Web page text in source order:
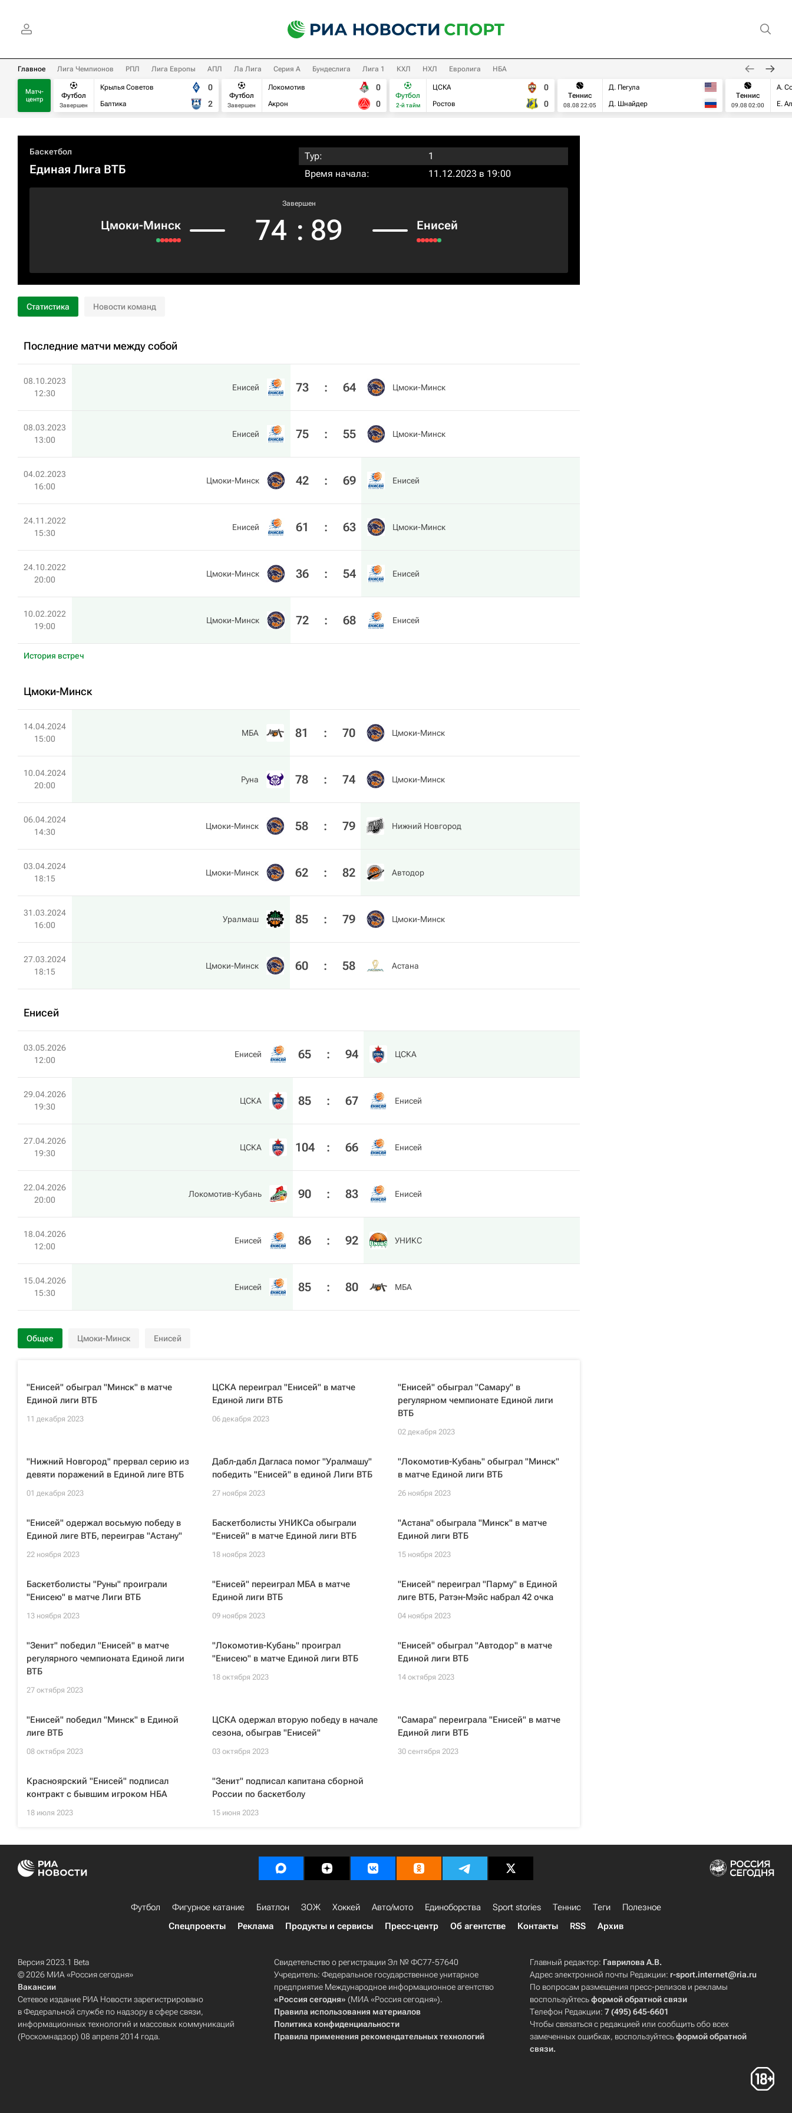
Главное Лига Чемпионов РПЛ Лига Европы АПЛ Ла Лига Серия А Бундеслига Лига 1 КХЛ НХЛ Евролига НБА
Матч-
центр
Футбол
Завершен
Крылья Советов
Балтика
0
2
Футбол
Завершен
Локомотив
Акрон
0
0
Футбол
2-й тайм
ЦСКА
Ростов
0
0
Теннис
08.08 22:05
Д. Пегула
Д. Шнайдер
Теннис
09.08 02:00
А.
Е.
Баскетбол
Единая Лига ВТБ
Тур:
1
Время начала:
11.12.2023 в 19:00
Цмоки-Минск
Завершен
74 : 89 Енисей
Статистика Новости команд
Последние матчи между собой
08.10.2023
12:30
Енисей 73 : 64 Цмоки-Минск
08.03.2023
13:00
Енисей 75 : 55 Цмоки-Минск
04.02.2023
16:00
Цмоки-Минск 42 : 69 Енисей
24.11.2022
15:30
Енисей 61 : 63 Цмоки-Минск
24.10.2022
20:00
Цмоки-Минск 36 : 54 Енисей
10.02.2022
19:00
Цмоки-Минск 72 : 68 Енисей
История встреч
Цмоки-Минск
14.04.2024
15:00
МБА 81 : 70 Цмоки-Минск
10.04.2024
20:00
Руна 78 : 74 Цмоки-Минск
06.04.2024
14:30
Цмоки-Минск 58 : 79 Нижний Новгород
03.04.2024
18:15
Цмоки-Минск 62 : 82 Автодор
31.03.2024
16:00
Уралмаш 85 : 79 Цмоки-Минск
27.03.2024
18:15
Цмоки-Минск 60 : 58 Астана
Енисей
03.05.2026
12:00
Енисей 65 : 94 ЦСКА
29.04.2026
19:30
ЦСКА 85 : 67 Енисей
27.04.2026
19:30
ЦСКА 104 : 66 Енисей
22.04.2026
20:00
Локомотив-Кубань 90 : 83 Енисей
18.04.2026
12:00
Енисей 86 : 92 УНИКС
15.04.2026
15:30
Енисей 85 : 80 МБА
Общее Цмоки-Минск Енисей
"Енисей" обыграл "Минск" в матче
Единой лиги ВТБ
11 декабря 2023
ЦСКА переиграл "Енисей" в матче
Единой лиги ВТБ
06 декабря 2023
"Енисей" обыграл "Самару" в
регулярном чемпионате Единой лиги
ВТБ
02 декабря 2023
"Нижний Новгород" прервал серию из
девяти поражений в Единой лиге ВТБ
01 декабря 2023
Дабл-дабл Дагласа помог "Уралмашу"
победить "Енисей" в единой Лиги ВТБ
27 ноября 2023
"Локомотив-Кубань" обыграл "Минск"
в матче Единой лиги ВТБ
26 ноября 2023
"Енисей" одержал восьмую победу в
Единой лиге ВТБ, переиграв "Астану"
22 ноября 2023
Баскетболисты УНИКСа обыграли
"Енисей" в матче Единой лиги ВТБ
18 ноября 2023
"Астана" обыграла "Минск" в матче
Единой лиги ВТБ
15 ноября 2023
Баскетболисты "Руны" проиграли
"Енисею" в матче Лиги ВТБ
13 ноября 2023
"Енисей" переиграл МБА в матче
Единой лиги ВТБ
09 ноября 2023
"Енисей" переиграл "Парму" в Единой
лиге ВТБ, Ратэн-Мэйс набрал 42 очка
04 ноября 2023
"Зенит" победил "Енисей" в матче
регулярного чемпионата Единой лиги
ВТБ
27 октября 2023
"Локомотив-Кубань" проиграл
"Енисею" в матче Единой лиги ВТБ
18 октября 2023
"Енисей" обыграл "Автодор" в матче
Единой лиги ВТБ
14 октября 2023
"Енисей" победил "Минск" в Единой
лиге ВТБ
08 октября 2023
ЦСКА одержал вторую победу в начале
сезона, обыграв "Енисей"
03 октября 2023
"Самара" переиграла "Енисей" в матче
Единой лиги ВТБ
30 сентября 2023
Красноярский "Енисей" подписал
контракт с бывшим игроком НБА
18 июля 2023
"Зенит" подписал капитана сборной
России по баскетболу
15 июня 2023
Футбол Фигурное катание Биатлон ЗОЖ Хоккей Авто/мото Единоборства Sport stories Теннис Теги
Полезное
Спецпроекты
Реклама Продукты и сервисы Пресс-центр Об агентстве Контакты RSS Архив
Версия 2023.1 Beta
© 2026 МИА «Россия сегодня»
Вакансии
Сетевое издание РИА Новости зарегистрировано
в Федеральной службе по надзору в сфере связи,
информационных технологий и массовых коммуникаций
(Роскомнадзор) 08 апреля 2014 года.
Свидетельство о регистрации Эл № ФС77-57640
Учредитель: Федеральное государственное унитарное
предприятие Международное информационное агентство
«Россия сегодня» (МИА «Россия сегодня»).
Правила использования материалов
Политика конфиденциальности
Правила применения рекомендательных технологий
Главный редактор: Гаврилова А.В.
Адрес электронной почты Редакции: r-sport.internet@ria.ru
По вопросам размещения пресс-релизов и рекламы
воспользуйтесьформой обратной связи
Телефон Редакции:7 (495) 645-6601
Чтобы связаться с редакцией или сообщить обо всех
замеченных ошибках, воспользуйтесьформой обратной
связи.